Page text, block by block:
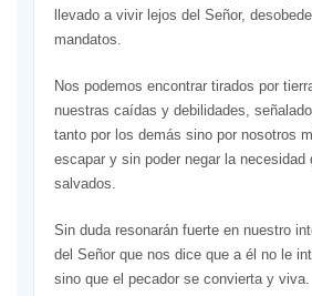
llevado a vivir lejos del Señor,
mandatos.
Nos podemos encontrar tirados por
nuestras caídas y debilidades,
tanto por los demás sino por nosotros
escapar y sin poder negar la necesidad
salvados.
Sin duda resonarán fuerte en nuestro
del Señor que nos dice que a él no le
sino que el pecador se convierta y viva.